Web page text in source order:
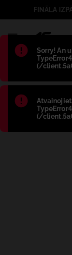
Błąd:
Sorry! An
(/
Błąd:
(/
FINĀLA